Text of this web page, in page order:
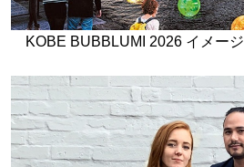
KOBE BUBBLUMI 2026 イメージ